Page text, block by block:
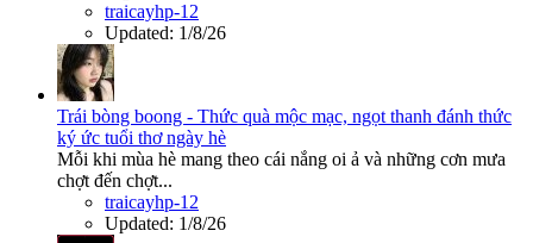
traicayhp-12
Updated: 1/8/26
Trái bòng boong - Thức quà mộc mạc, ngọt thanh đánh thức
ký ức tuổi thơ ngày hè
Mỗi khi mùa hè mang theo cái nắng oi ả và những cơn mưa
chợt đến chợt...
traicayhp-12
Updated: 1/8/26